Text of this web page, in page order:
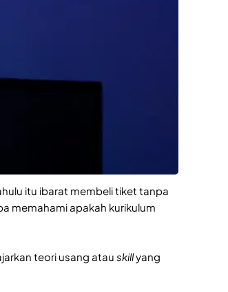
itu ibarat membeli tiket tanpa
memahami apakah kurikulum
teori usang atau skillyang